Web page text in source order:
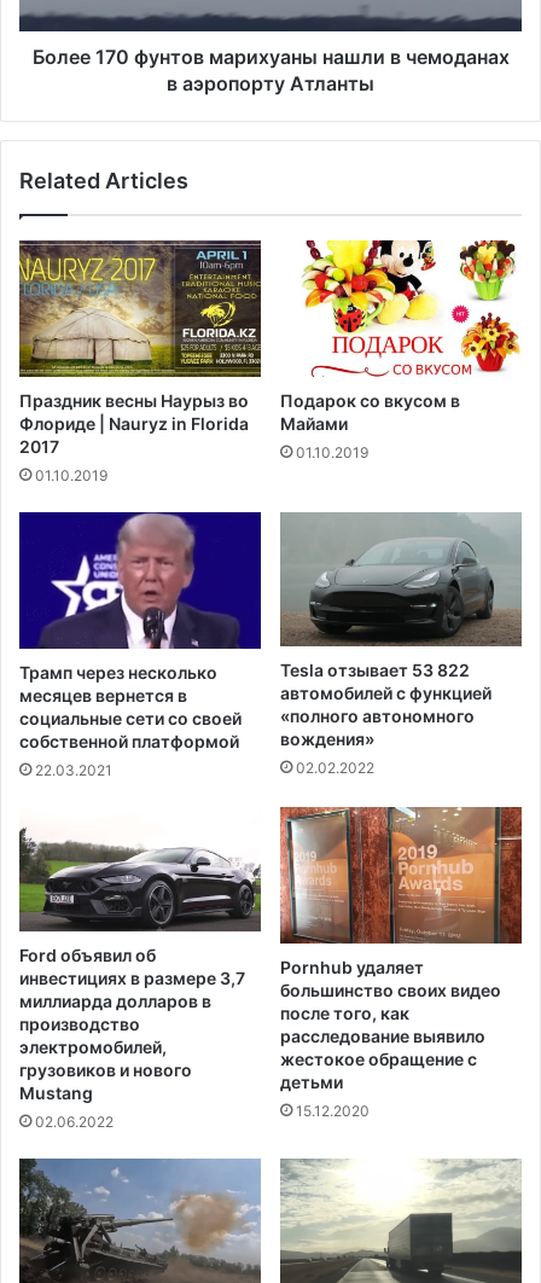
к
т
с
к
и
е
т
о
в
а
р
ы
,
и
е
д
о
о
в
и
1
т
р
н
д
о
л
а
р
о
в
в
ф
м
и
х
у
а
н
н
а
л
и
д
а
н
а
х
э
р
о
п
р
т
у
А
т
л
а
т
ы
Более 170 фунтов марихуаны нашли в чемоданах
в аэропорту Атланты
Related Articles
Праздник весны Наурыз во
Флориде | Nauryz in Florida
2017
01.10.2019
Подарок со вкусом в
Майами
01.10.2019
Трамп через несколько
месяцев вернется в
социальные сети со своей
собственной платформой
22.03.2021
Tesla отзывает 53 822
автомобилей с функцией
«полного автономного
вождения»
02.02.2022
Ford объявил об
инвестициях в размере 3,7
миллиарда долларов в
производство
электромобилей,
грузовиков и нового
Mustang
02.06.2022
Pornhub удаляет
большинство своих видео
после того, как
расследование выявило
жестокое обращение с
детьми
15.12.2020